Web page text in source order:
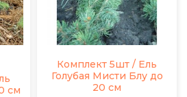
см
Комплект 5шт / Ель
Голубая Мисти Блу до
20 см